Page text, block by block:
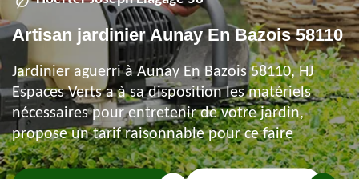
Artisan jardinier Aunay En Bazois 58110
Jardinier aguerri à Aunay En Bazois 58110, HJ
Espaces Verts a à sa disposition les matériels
nécessaires pour entretenir de votre jardin,
propose un tarif raisonnable pour ce faire